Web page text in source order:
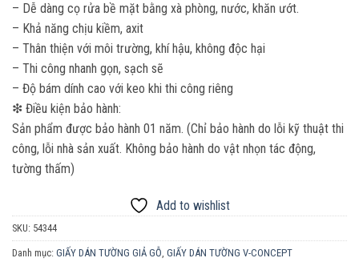
– Dễ dàng cọ rửa bề mặt bằng xà phòng, nước, khăn ướt.
– Khả năng chịu kiềm, axit
– Thân thiện với môi trường, khí hậu, không độc hại
– Thi công nhanh gọn, sạch sẽ
– Độ bám dính cao với keo khi thi công riêng
❇ Điều kiện bảo hành:
Sản phẩm được bảo hành 01 năm. (Chỉ bảo hành do lỗi kỹ thuật thi
công, lỗi nhà sản xuất. Không bảo hành do vật nhọn tác động,
tường thấm)
Add to wishlist
SKU: 54344
Danh mục: GIẤY DÁN TƯỜNG GIẢ GỖ, GIẤY DÁN TƯỜNG V-CONCEPT